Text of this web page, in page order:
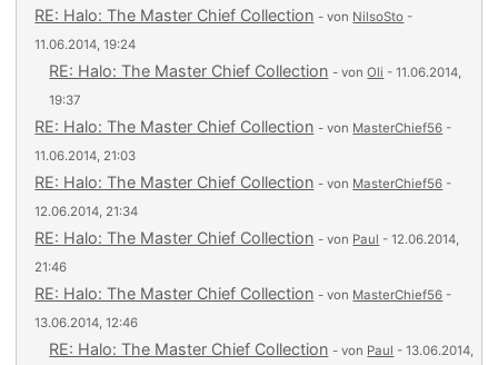
RE: Halo: The Master Chief Collection - von NilsoSto -
11.06.2014, 19:24
RE: Halo: The Master Chief Collection - vonOli - 11.06.2014,
19:37
RE: Halo: The Master Chief Collection - von MasterChief56 -
11.06.2014, 21:03
RE: Halo: The Master Chief Collection - von MasterChief56 -
12.06.2014, 21:34
RE: Halo: The Master Chief Collection - von Paul - 12.06.2014,
21:46
RE: Halo: The Master Chief Collection - von MasterChief56 -
13.06.2014, 12:46
RE: Halo: The Master Chief Collection - von Paul - 13.06.2014,